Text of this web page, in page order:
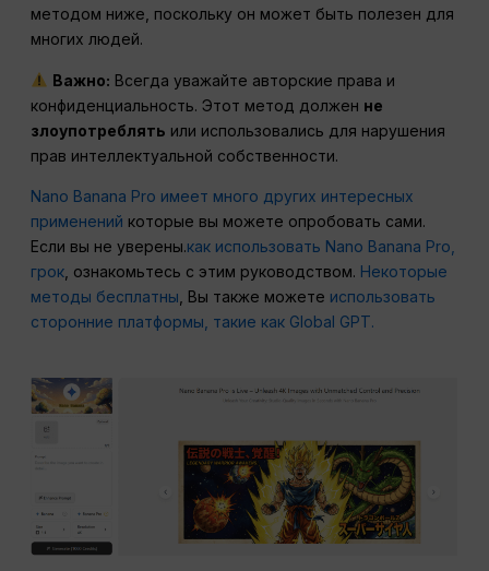
методом ниже, поскольку он может быть полезен для
многих людей.
Важно: Всегда уважайте авторские права и
конфиденциальность. Этот метод должен не
злоупотреблять или использовались для нарушения
прав интеллектуальной собственности.
Nano Banana Pro имеет много других интересных
применений которые вы можете опробовать сами.
Если вы не уверены.как использовать Nano Banana Pro,
грок , ознакомьтесь с этим руководством. Некоторые
методы бесплатны , Вы также можете использовать
сторонние платформы, такие как Global GPT.